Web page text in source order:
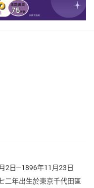
2日─1896年11月23日
二年出生於東京千代田區